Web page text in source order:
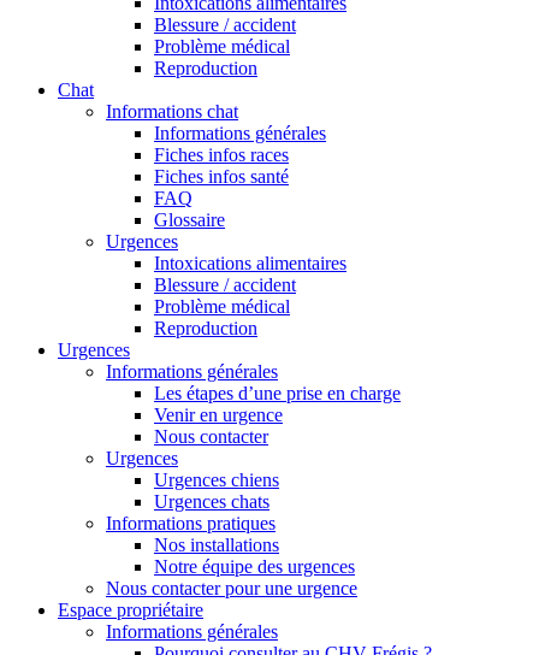
Blessure / accident
Problème médical
Reproduction
Chat
Informations chat
Informations générales
Fiches infos races
Fiches infos santé
FAQ
Glossaire
Urgences
Intoxications alimentaires
Blessure / accident
Problème médical
Reproduction
Urgences
Informations générales
Les étapes d’une prise en charge
Venir en urgence
Nous contacter
Urgences
Urgences chiens
Urgences chats
Informations pratiques
Nos installations
Notre équipe des urgences
Nous contacter pour une urgence
Espace propriétaire
Informations générales